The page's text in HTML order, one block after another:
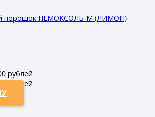
порошок ПЕМОКСОЛЬ-М (ЛИМОН)
рублей
рублей